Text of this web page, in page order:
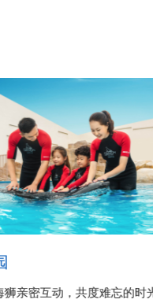
亲密互动，共度难忘的时